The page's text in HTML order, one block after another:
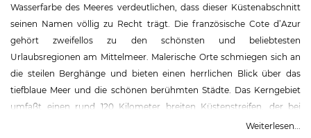
Wasserfarbe des Meeres verdeutlichen, dass dieser Küstenabschnitt
seinen Namen völlig zu Recht trägt. Die französische Cote d’Azur
gehört zweifellos zu den schönsten und beliebtesten
Urlaubsregionen am Mittelmeer. Malerische Orte schmiegen sich an
die steilen Berghänge und bieten einen herrlichen Blick über das
tiefblaue Meer und die schönen berühmten Städte. Das Kerngebiet
umfaßt einen rund 120 Kilometer breiten Küstenstreifen, der bei
Menton an der italienischen Grenze beginnt und bei St. Tropez endet.
Weiterlesen...